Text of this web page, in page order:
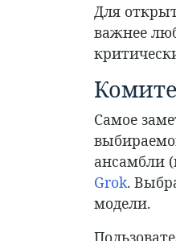
Для
важнее
Самое
ансамбли
Grok.
модели.